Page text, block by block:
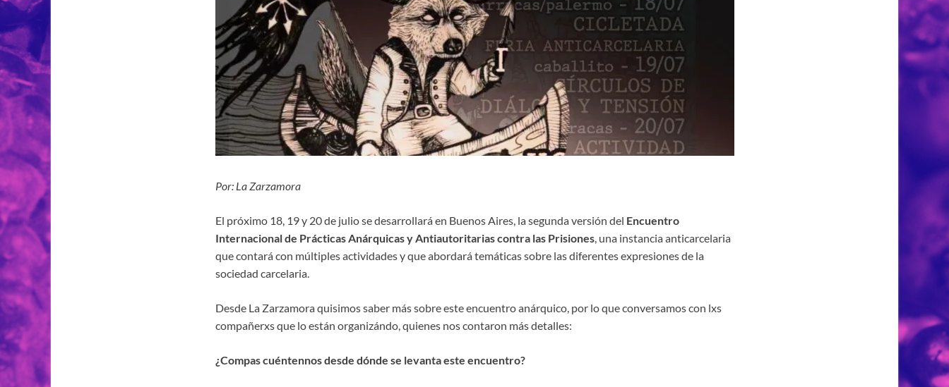
Por: La Zarzamora
El próximo 18, 19 y 20 de julio se desarrollará en Buenos Aires, la segunda versión del Encuentro
Internacional de Prácticas Anárquicas y Antiautoritarias contra las Prisiones, una instancia anticarcelaria
que contará con múltiples actividades y que abordará temáticas sobre las diferentes expresiones de la
sociedad carcelaria.
Desde La Zarzamora quisimos saber más sobre este encuentro anárquico, por lo que conversamos con lxs
compañerxs que lo están organizándo, quienes nos contaron más detalles:
¿Compas cuéntennos desde dónde se levanta este encuentro?